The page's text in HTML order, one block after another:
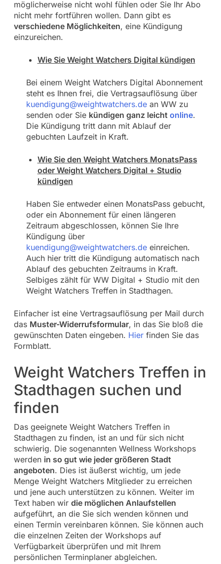
möglicherweise nicht wohl fühlen oder Sie Ihr Abo
nicht mehr fortführen wollen. Dann gibt es
verschiedene Möglichkeiten, eine Kündigung
einzureichen.
Wie Sie Weight Watchers Digital kündigen
Bei einem Weight Watchers Digital Abonnement
steht es Ihnen frei, die Vertragsauflösung über
kuendigung@weightwatchers.dean WW zu
senden oder Sie kündigen ganz leicht online.
Die Kündigung tritt dann mit Ablauf der
gebuchten Laufzeit in Kraft.
Wie Sie den Weight Watchers MonatsPass
oder Weight Watchers Digital + Studio
kündigen
Haben Sie entweder einen MonatsPass gebucht,
oder ein Abonnement für einen längeren
Zeitraum abgeschlossen, können Sie Ihre
Kündigung über
kuendigung@weightwatchers.deeinreichen.
Auch hier tritt die Kündigung automatisch nach
Ablauf des gebuchten Zeitraums in Kraft.
Selbiges zählt für WW Digital + Studio mit den
Weight Watchers Treffen in Stadthagen.
Einfacher ist eine Vertragsauflösung per Mail durch
das Muster-Widerrufsformular, in das Sie bloß die
gewünschten Daten eingeben. Hierfinden Sie das
Formblatt.
Weight Watchers Treffen in
Stadthagen suchen und
finden
Das geeignete Weight Watchers Treffen in
Stadthagen zu finden, ist an und für sich nicht
schwierig. Die sogenannten Wellness Workshops
werden in so gut wie jeder größeren Stadt
angeboten. Dies ist äußerst wichtig, um jede
Menge Weight Watchers Mitglieder zu erreichen
und jene auch unterstützen zu können. Weiter im
Text haben wir die möglichen Anlaufstellen
aufgeführt, an die Sie sich wenden können und
einen Termin vereinbaren können. Sie können auch
die einzelnen Zeiten der Workshops auf
Verfügbarkeit überprüfen und mit Ihrem
persönlichen Terminplaner abgleichen.